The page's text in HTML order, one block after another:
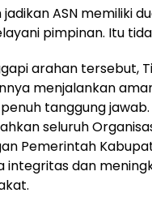
jadikan ASN memiliki
pimpinan. Itu
arahan tersebut,
menjalankan
tanggung
seluruh
Pemerintah
integritas dan